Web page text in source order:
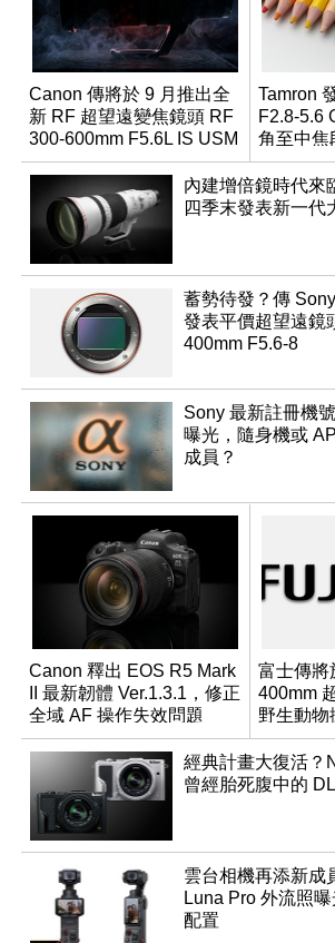
Canon 傳將於 9 月推出全
新 RF 超望遠變焦鏡頭 RF
300-600mm F5.6L IS USM
Tamron
F2.8-5.6
角至中焦
升級
內建增倍鏡時代來
四季末發表新一代
蓄勢待發？傳
發表平價超望遠鏡
400mm F5.6-8
Sony 最新註冊機
曝光，隨身機或
成員？
Canon 釋出 EOS R5 Mark
II 最新韌體 Ver.1.3.1，修正
全域 AF 操作失效問題
富士傳將
400mm
野生動物
滿
經典計畫大復活？
曾經胎死腹中的
雲台相機再添新成
Luna Pro 外流照
配置